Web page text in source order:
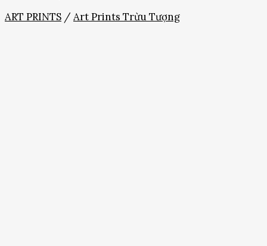
ART PRINTS / Art Prints Trừu Tượng